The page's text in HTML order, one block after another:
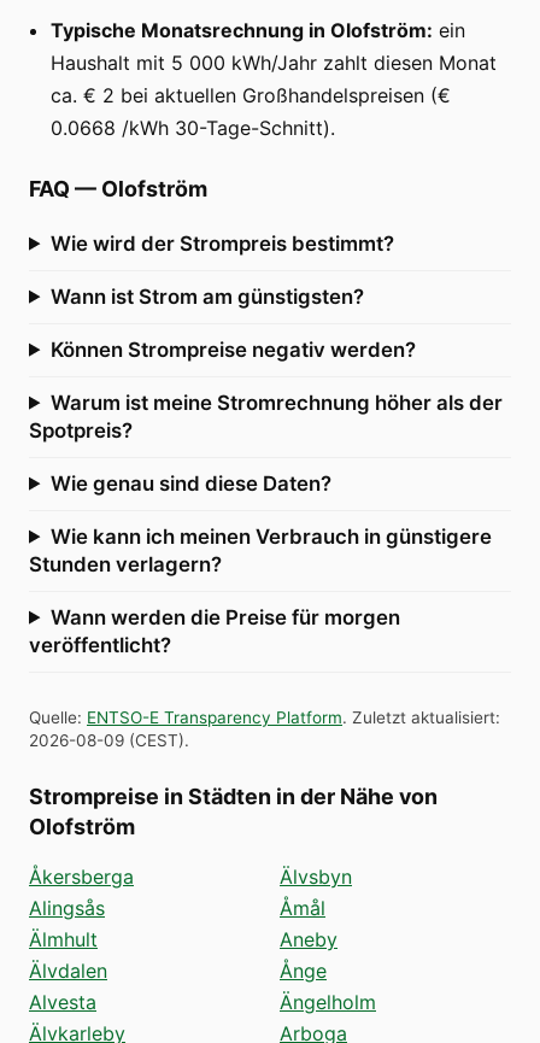
Typische Monatsrechnung in Olofström: ein
Haushalt mit 5 000 kWh/Jahr zahlt diesen Monat
ca. € 2 bei aktuellen Großhandelspreisen (€
0.0668 /kWh 30-Tage-Schnitt).
FAQ — Olofström
Wie wird der Strompreis bestimmt?
Wann ist Strom am günstigsten?
Können Strompreise negativ werden?
Warum ist meine Stromrechnung höher als der
Spotpreis?
Wie genau sind diese Daten?
Wie kann ich meinen Verbrauch in günstigere
Stunden verlagern?
Wann werden die Preise für morgen
veröffentlicht?
Quelle: ENTSO-E Transparency Platform. Zuletzt aktualisiert:
2026-08-09 (CEST).
Strompreise in Städten in der Nähe von
Olofström
Åkersberga
Alingsås
Älmhult
Älvdalen
Alvesta
Älvkarleby
Älvsbyn
Åmål
Aneby
Ånge
Ängelholm
Arboga